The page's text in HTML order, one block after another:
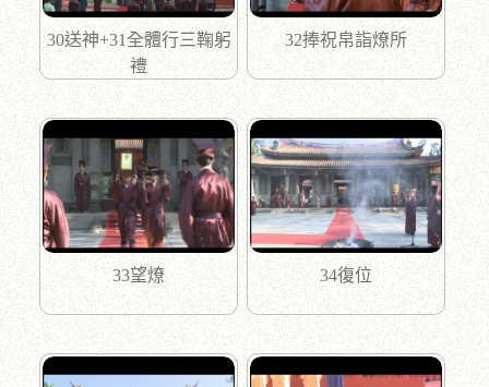
30送神+31全體行三鞠躬
禮
32捧祝帛詣燎所
33望燎 34復位